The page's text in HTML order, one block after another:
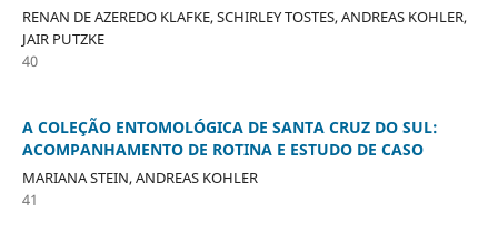
RENAN DE AZEREDO KLAFKE, SCHIRLEY TOSTES, ANDREAS KOHLER,
JAIR PUTZKE
40
A COLEÇÃO ENTOMOLÓGICA DE SANTA CRUZ DO SUL:
ACOMPANHAMENTO DE ROTINA E ESTUDO DE CASO
MARIANA STEIN, ANDREAS KOHLER
41